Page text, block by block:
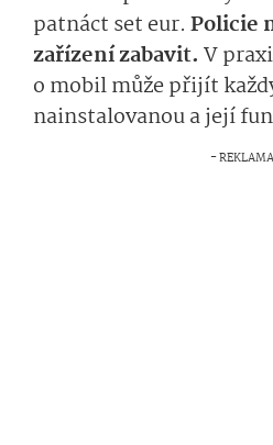
patnáct set eur. Policie
zařízení zabavit. V
o mobil může přijít
nainstalovanou a její